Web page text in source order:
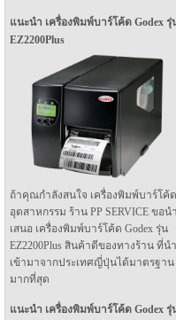
แนะนำ เครื่องพิมพ์บาร์โค้ด Godex รุ่
EZ2200Plus
ถ้าคุณกำลังสนใจ เครื่องพิมพ์บาร์โค้ด
อุตสาหกรรม ร้าน PP SERVICE ขอนำ
เสนอ เครื่องพิมพ์บาร์โค้ด Godex รุ่น
EZ2200Plus สินค้าดีของทางร้าน ที่นำ
เข้ามาจากประเทศญี่ปุ่นได้มาตรฐาน
มากที่สุด
แนะนำ เครื่องพิมพ์บาร์โค้ด Godex รุ่